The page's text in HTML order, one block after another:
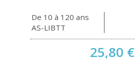
De 10 à 120 ans
AS-LIBTT
25,80 €